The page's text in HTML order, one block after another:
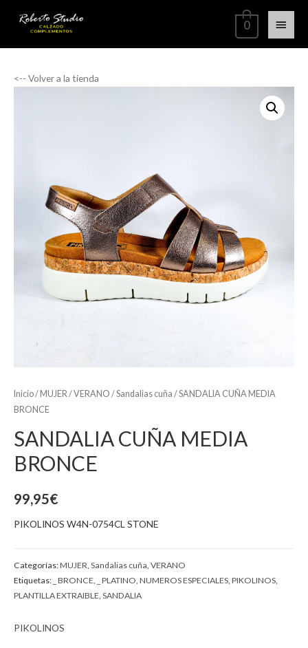
0
<-- Volver a la tienda
Inicio/ MUJER /VERANO /Sandalias cuña / SANDALIA CUÑA MEDIA
BRONCE
SANDALIA CUÑA MEDIA
BRONCE
99,95€
PIKOLINOS W4N-0754CL STONE
Categorías:MUJER Sandalias cuña VERANO
Etiquetas: _ BRONCE _ PLATINO NUMEROS ESPECIALES PIKOLINOS
PLANTILLA EXTRAIBLE SANDALIA
PIKOLINOS